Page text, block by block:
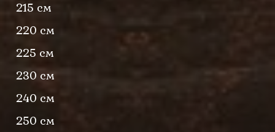
215 см
220 см
225 см
230 см
240 см
250 см